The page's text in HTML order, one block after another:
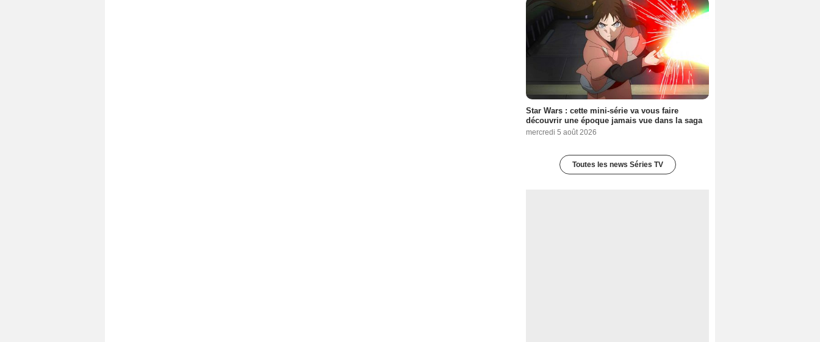
Star Wars : cette mini-série va vous faire
découvrir une époque jamais vue dans la saga
mercredi 5 août 2026
Toutes les news Séries TV